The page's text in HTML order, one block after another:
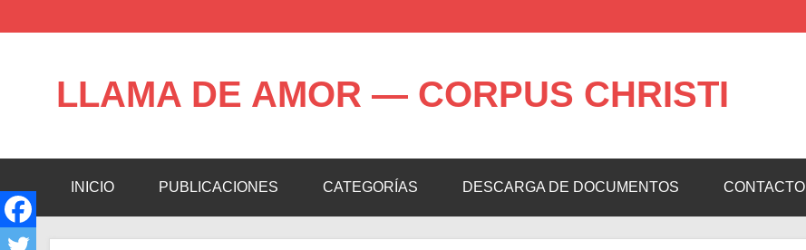
contenido
LLAMA DE AMOR — CORPUS CHRISTI
INICIO PUBLICACIONES CATEGORÍAS DESCARGA DE DOCUMENTOS CONTACTO